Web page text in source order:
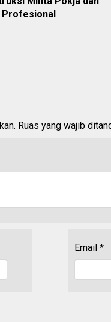
Profesional
Ruas yang wajib
Email *